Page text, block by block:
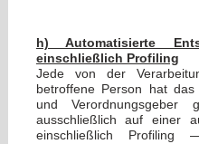
h) Automatisierte
einschließlich Profiling
Jede von der
betroffene Person hat
und Verordnungsgeber
ausschließlich auf einer
einschließlich Profiling